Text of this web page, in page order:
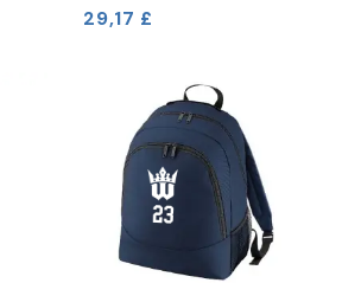
29,17 £